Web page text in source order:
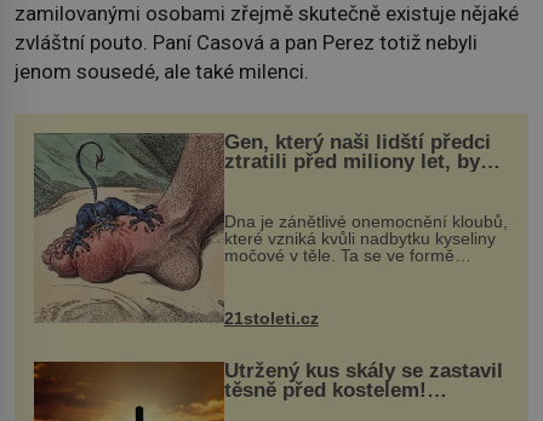
zamilovanými osobami zřejmě skutečně existuje nějaké
zvláštní pouto. Paní Casová a pan Perez totiž nebyli
jenom sousedé, ale také milenci.
Gen, který naši lidští předci
ztratili před miliony let, by
mohl pomoci s léčbou
„nemoci králů“
Dna je zánětlivé onemocnění kloubů,
které vzniká kvůli nadbytku kyseliny
močové v těle. Ta se ve formě
nohou, a způsobuje bole...
21stoleti.cz
Utržený kus skály se zastavil
těsně před kostelem!
Ochránila ho boží síla?